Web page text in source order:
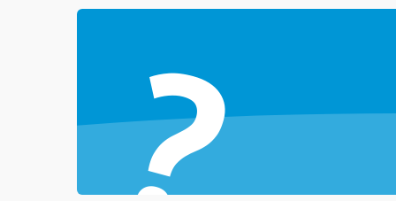
Поломка видеокарты
Неисправность процессора
Повреждение жесткого диска (HDD / SSD)
?